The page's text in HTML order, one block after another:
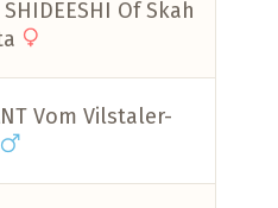
SHIDEESHI Of Skah
Vom Vilstaler-